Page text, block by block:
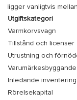
ligger vanligtvis
Utgiftskategori
Varmkorvsvagn
Tillstånd och licenser
Utrustning och
Inledande inventering
Rörelsekapital